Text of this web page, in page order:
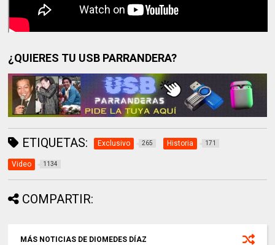
¿QUIERES TU USB PARRANDERA?
ETIQUETAS: Exclusivo 265 Historia 171
Video 1134
COMPARTIR:
MÁS NOTICIAS DE DIOMEDES DÍAZ